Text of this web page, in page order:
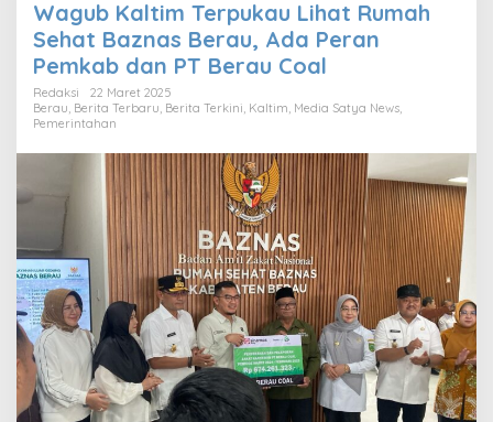
Wagub Kaltim Terpukau Lihat Rumah
Sehat Baznas Berau, Ada Peran
Pemkab dan PT Berau Coal
Redaksi
22 Maret 2025
Berau Berita Terbaru Berita Terkini Kaltim Media Satya News
Pemerintahan